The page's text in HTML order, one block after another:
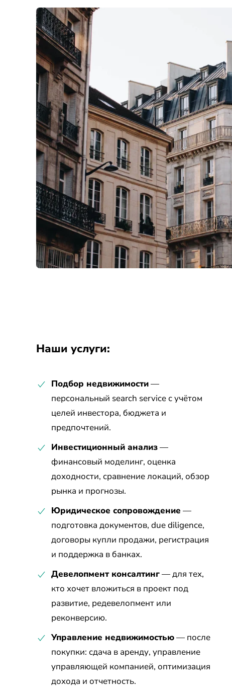
Наши услуги:
Подбор недвижимости—
персональный search service с учётом
целей инвестора, бюджета и
предпочтений.
Инвестиционный анализ—
финансовый моделинг, оценка
доходности, сравнение локаций, обзор
рынка и прогнозы.
Юридическое сопровождение —
подготовка документов, due diligence,
договоры купли продажи, регистрация
и поддержка в банках.
Девелопмент консалтинг— для тех,
кто хочет вложиться в проект под
развитие, редевелопмент или
реконверсию.
Управление недвижимостью— после
покупки: сдача в аренду, управление
управляющей компанией, оптимизация
дохода и отчетность.